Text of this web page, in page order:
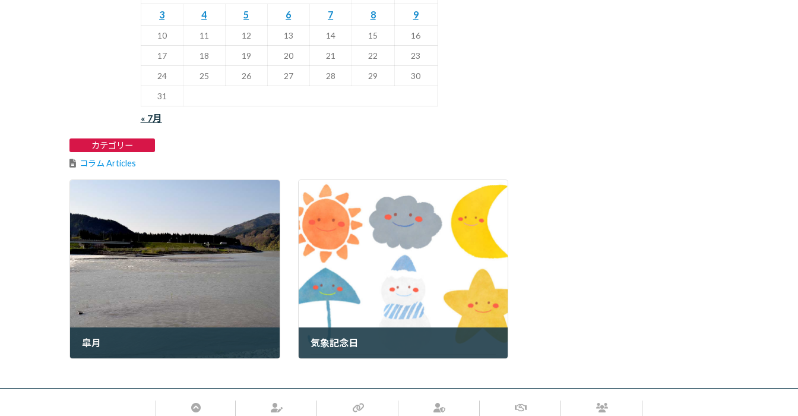
3
4 5 6 7 8 9
10 11 12 13 14 15
16
17
18 19 20 21 22
23
24
25 26 27 28 29
30
31
« 7月
カテゴリー
コラム Articles
皐月 気象記念日